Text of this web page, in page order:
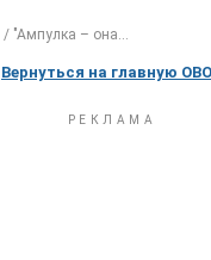
"Ампулка – она...
Вернуться на главную